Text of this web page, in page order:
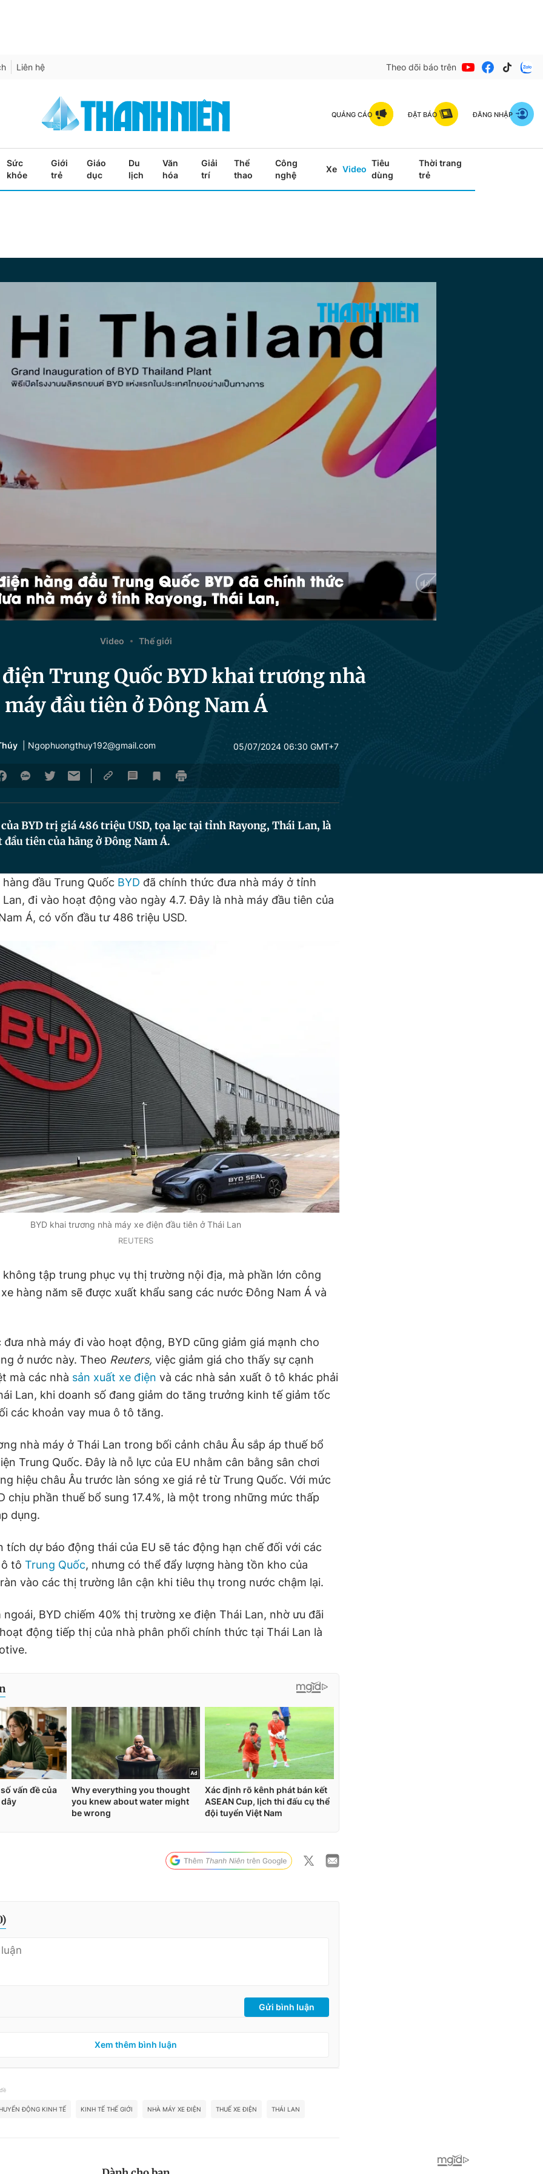
Liên hệ Theo dõi báo trên
QUẢNG CÁO ĐẶT BÁO ĐĂNG NHẬP
Sức
khỏe
Giới
trẻ
Giáo
dục
Du
lịch
Văn
hóa
Giải
trí
Thể
thao
Công
nghệ
Xe Video
Tiêu
dùng
Thời trang
trẻ
Video Thế giới
Trung Quốc BYD khai trương nhà
máy đầu tiên ở Đông Nam Á
| Ngophuongthuy192@gmail.com 05/07/2024 06:30 GMT+7
BYD trị giá 486 triệu USD, tọa lạc tại tỉnh Rayong, Thái Lan, là
đầu tiên của hãng ở Đông Nam Á.
đầu Trung Quốc BYD đã chính thức đưa nhà máy ở tỉnh
Lan, đi vào hoạt động vào ngày 4.7. Đây là nhà máy đầu tiên của
Á, có vốn đầu tư 486 triệu USD.
BYD khai trương nhà máy xe điện đầu tiên ở Thái Lan
REUTERS
không tập trung phục vụ thị trường nội địa, mà phần lớn công
hàng năm sẽ được xuất khẩu sang các nước Đông Nam Á và
đưa nhà máy đi vào hoạt động, BYD cũng giảm giá mạnh cho
ở nước này. Theo Reuters, việc giảm giá cho thấy sự cạnh
mà các nhà sản xuất xe điện và các nhà sản xuất ô tô khác phải
Lan, khi doanh số đang giảm do tăng trưởng kinh tế giảm tốc
các khoản vay mua ô tô tăng.
nhà máy ở Thái Lan trong bối cảnh châu Âu sắp áp thuế bổ
Trung Quốc. Đây là nỗ lực của EU nhằm cân bằng sân chơi
hiệu châu Âu trước làn sóng xe giá rẻ từ Trung Quốc. Với mức
chịu phần thuế bổ sung 17.4%, là một trong những mức thấp
dụng.
tích dự báo động thái của EU sẽ tác động hạn chế đối với các
tô Trung Quốc, nhưng có thể đẩy lượng hàng tồn kho của
vào các thị trường lân cận khi tiêu thụ trong nước chậm lại.
ngoái, BYD chiếm 40% thị trường xe điện Thái Lan, nhờ ưu đãi
động tiếp thị của nhà phân phối chính thức tại Thái Lan là
)
Gửi bình luận
Xem thêm bình luận
ĐỘNG KINH TẾ KINH TẾ THẾ GIỚI NHÀ MÁY XE ĐIỆN THUẾ XE ĐIỆN THÁI LAN